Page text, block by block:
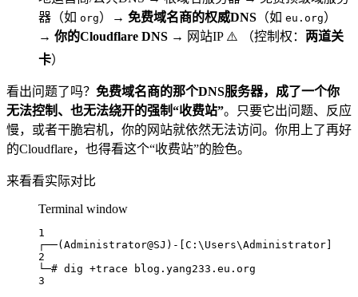
器（如 org）→ 免费域名商的权威DNS （如 eu.org）
→ 你的Cloudflare DNS → 网站IP ⚠️ （控制权： 两道关
卡）
看出问题了吗？ 免费域名商的那个DNS服务器，成了一个你
无法控制、也无法绕开的强制“收费站”。只要它出问题、反应
慢，或者干脆宕机，你的网站就依然无法访问。你用上了再好
的Cloudflare，也得看这个“收费站”的脸色。
来看看实际对比
Terminal window
1
┌──(Administrator@SJ) - C :\ Users\Administrator
2
└─# dig +trace blog.yang233.eu.org
3